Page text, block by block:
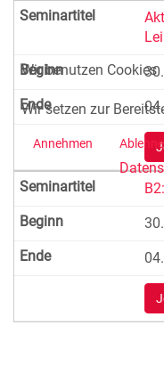
Wir benutzen Cookies
Wir setzen zur
Annehmen